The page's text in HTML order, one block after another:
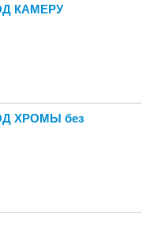
КАМЕРУ
ХРОМЫ без